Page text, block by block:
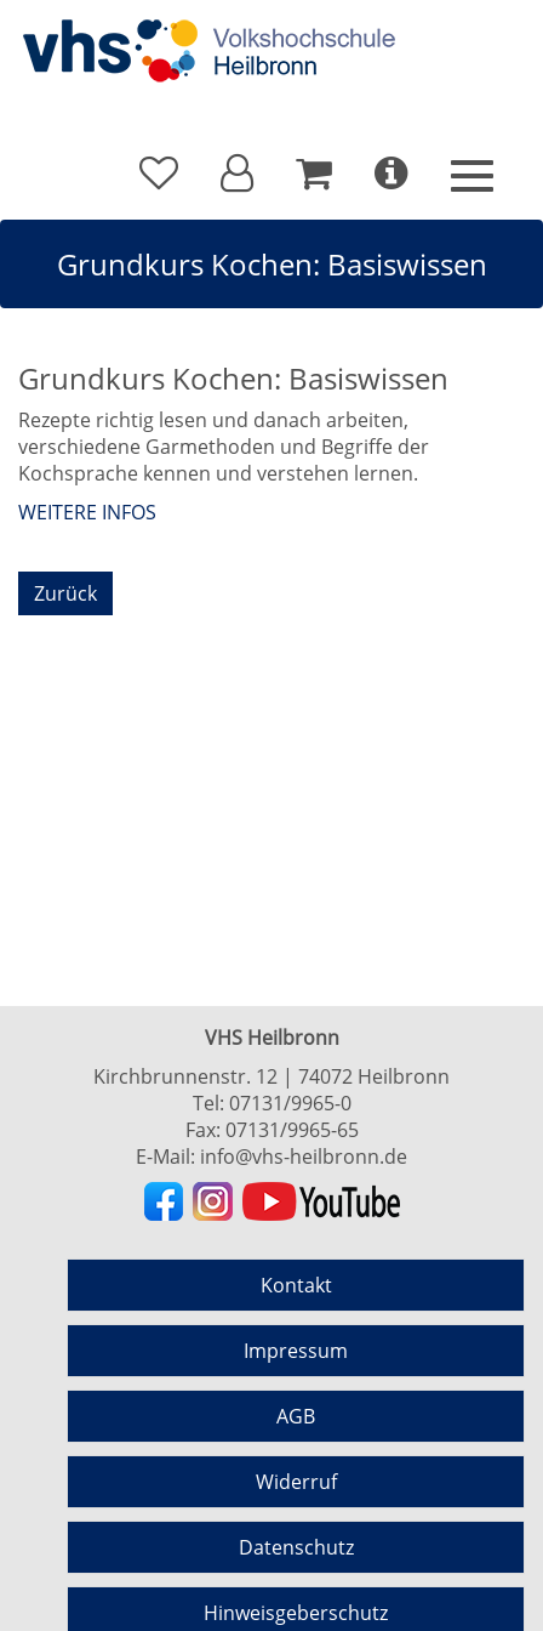
Grundkurs Kochen: Basiswissen
Grundkurs Kochen: Basiswissen
Rezepte richtig lesen und danach arbeiten,
verschiedene Garmethoden und Begriffe der
Kochsprache kennen und verstehen lernen.
WEITERE INFOS
Zurück
VHS Heilbronn
Kirchbrunnenstr. 12 | 74072 Heilbronn
Tel: 07131/9965-0
Fax: 07131/9965-65
E-Mail: info@vhs-heilbronn.de
Kontakt
Impressum
AGB
Widerruf
Datenschutz
Hinweisgeberschutz